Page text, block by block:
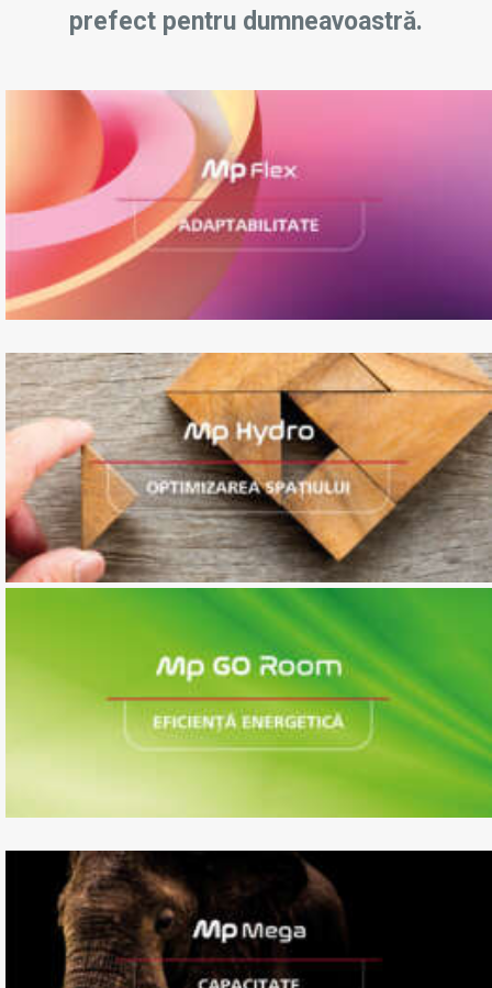
prefect pentru dumneavoastră.
Ascensor gearless (fără angrenaj),
adaptabil în orice spațiu
Ascensor hidraulic
Ascensor fără angrenaj, fără cameră
a mașinilor